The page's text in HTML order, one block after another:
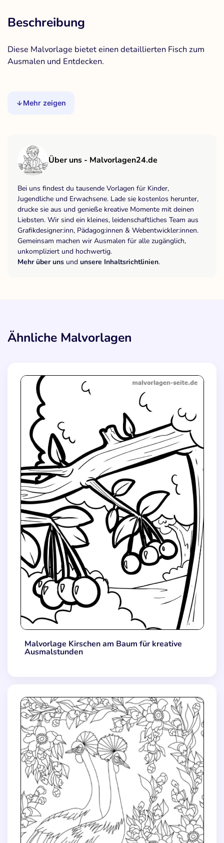
Beschreibung
Diese Malvorlage bietet einen detaillierten Fisch zum
Ausmalen und Entdecken.
Mehr zeigen
Über uns - Malvorlagen24.de
Bei uns findest du tausende Vorlagen für Kinder,
Jugendliche und Erwachsene. Lade sie kostenlos herunter,
drucke sie aus und genieße kreative Momente mit deinen
Liebsten. Wir sind ein kleines, leidenschaftliches Team aus
Grafikdesigner:inn, Pädagog:innen & Webentwickler:innen.
Gemeinsam machen wir Ausmalen für alle zugänglich,
unkompliziert und hochwertig.
Mehr über uns und unsere Inhaltsrichtlinien.
Ähnliche Malvorlagen
Malvorlage Kirschen am Baum für kreative
Ausmalstunden